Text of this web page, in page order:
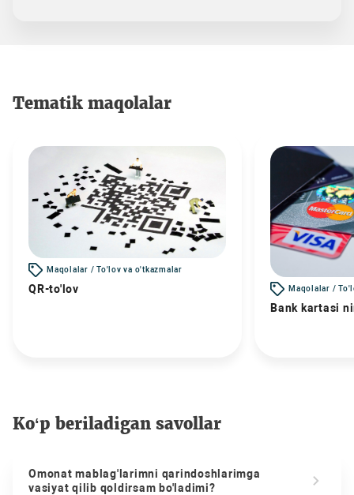
Tematik maqolalar
Maqolalar / To'lov va o'tkazmalar
QR-to'lov Maqolalar /
Bank kartasi
Ko‘p beriladigan savollar
Omonat mablag'larimni qarindoshlarimga
vasiyat qilib qoldirsam bo'ladimi?